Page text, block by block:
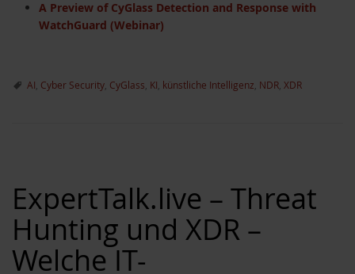
A Preview of CyGlass Detection and Response with
WatchGuard (Webinar)
AI Cyber Security CyGlass KI künstliche Intelligenz NDR XDR
ExpertTalk.live – Threat
Hunting und XDR –
Welche IT-